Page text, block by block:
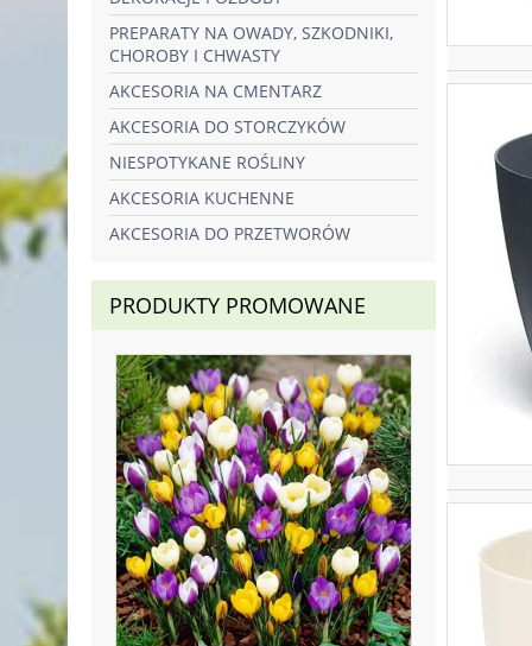
PREPARATY NA OWADY, SZKODNIKI,
CHOROBY I CHWASTY
AKCESORIA NA CMENTARZ
AKCESORIA DO STORCZYKÓW
NIESPOTYKANE ROŚLINY
AKCESORIA KUCHENNE
AKCESORIA DO PRZETWORÓW
PRODUKTY PROMOWANE